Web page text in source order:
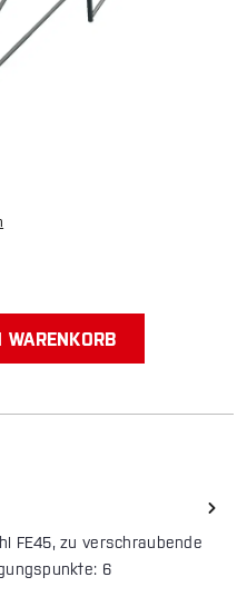
gewünschten Wert ein
WARENKORB
FE45, zu verschraubende
6